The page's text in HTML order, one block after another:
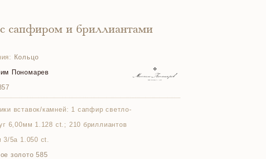
сапфиром и бриллиантами
Кольцо
Пономарев
вставок/камней: 1 сапфир светло-
6,00мм 1.128 ct.; 210 бриллиантов
3/5а 1.050 ct.
золото 585